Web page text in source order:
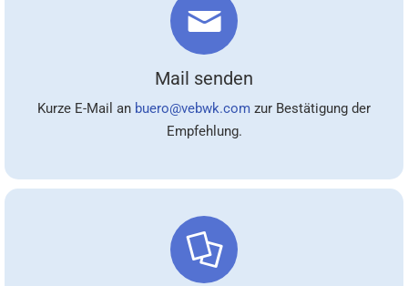
Mail senden
Kurze E-Mail an buero@vebwk.com zur Bestätigung der
Empfehlung.